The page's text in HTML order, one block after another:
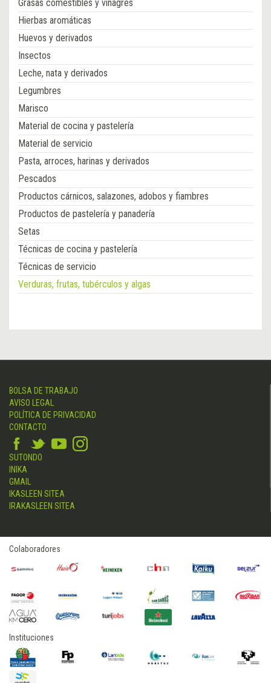
Grasas comestibles y vinagres
Hierbas aromáticas
Huevos y derivados
Insectos
Leche, nata y derivados
Legumbres
Marisco
Material de cocina y pastelería
Material de servicio
Pasta, arroces, harinas y derivados
Pescados
Productos cárnicos, salazones, adobos y fiambres
Productos de pastelería y panadería
Setas
Técnicas de cocina y pastelería
Técnicas de servicio
Verduras, frutas, tubérculos y algas
BOLSA DE TRABAJO
AVISO LEGAL
POLÍTICA DE PRIVACIDAD
CONTACTO
SUTONDO
INIKA
GMAIL
IKASLEEN SITEA
IRAKASLEEN SITEA
Colaboradores
Instituciones